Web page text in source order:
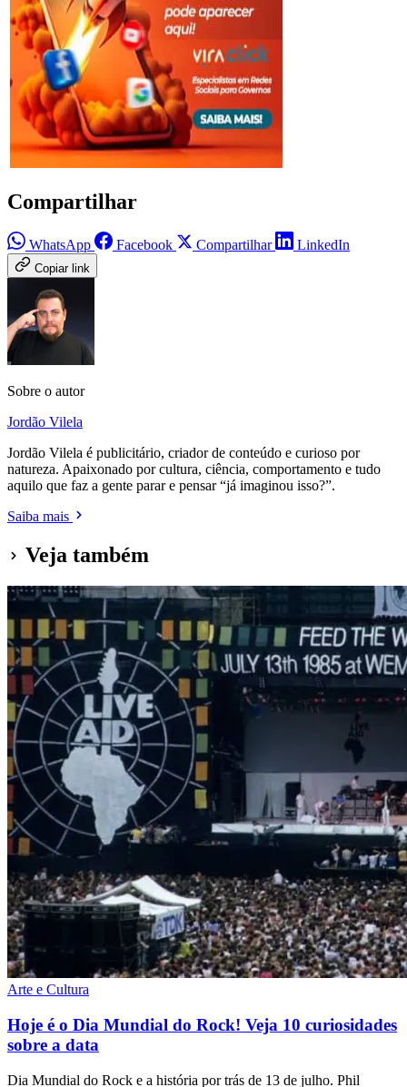
Compartilhar
WhatsApp Facebook Compartilhar LinkedIn
Copiar link
Sobre o autor
Jordão Vilela
Jordão Vilela é publicitário, criador de conteúdo e curioso por
natureza. Apaixonado por cultura, ciência, comportamento e tudo
aquilo que faz a gente parar e pensar “já imaginou isso?”.
Saiba mais
Veja também
Arte e Cultura
Hoje é o Dia Mundial do Rock! Veja 10 curiosidades
sobre a data
Dia Mundial do Rock e a história por trás de 13 de julho. Phil